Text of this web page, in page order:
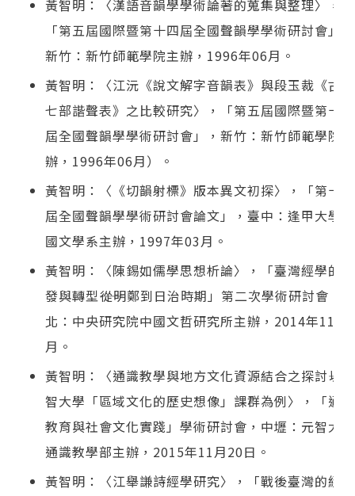
黃智明：〈漢語音韻學學術論著的蒐集與整理〉，
「第五屆國際暨第十四屆全國聲韻學學術研討會」，
新竹：新竹師範學院主辦，1996年06月。
黃智明：〈江沅《說文解字音韻表》與段玉裁《古十
七部諧聲表》之比較研究〉，「第五屆國際暨第十四
屆全國聲韻學學術研討會」，新竹：新竹師範學院主
辦，1996年06月）。
黃智明：〈《切韻射標》版本異文初探〉，「第十五
屆全國聲韻學學術研討會論文」，臺中：逢甲大學中
國文學系主辦，1997年03月。
黃智明：〈陳錫如儒學思想析論〉，「臺灣經學的萌
發與轉型――從明鄭到日治時期」第二次學術研討會，臺
北：中央研究院中國文哲研究所主辦，2014年11
月。
黃智明：〈通識教學與地方文化資源結合之探討――以元
智大學「區域文化的歷史想像」課群為例〉，「通識
教育與社會文化實踐」學術研討會，中壢：元智大學
通識教學部主辦，2015年11月20日。
黃智明：〈江舉謙詩經學研究〉，「戰後臺灣的經學